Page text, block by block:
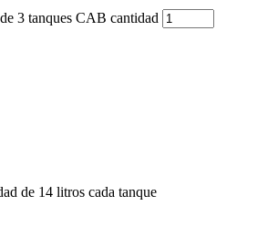
3 tanques CAB cantidad
de 14 litros cada tanque